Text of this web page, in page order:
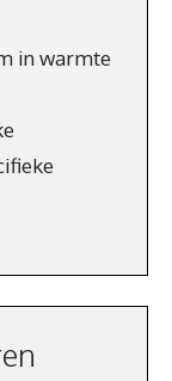
in warmte